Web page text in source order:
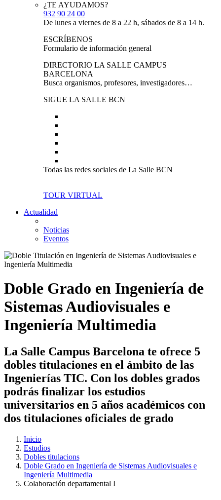
¿TE AYUDAMOS?
932 90 24 00
De lunes a viernes de 8 a 22 h, sábados de 8 a 14 h.
ESCRÍBENOS
Formulario de información general
DIRECTORIO LA SALLE CAMPUS
BARCELONA
Busca organismos, profesores, investigadores…
SIGUE LA SALLE BCN
Todas las redes sociales de La Salle BCN
TOUR VIRTUAL
Actualidad
Noticias
Eventos
Doble Grado en Ingeniería de
Sistemas Audiovisuales e
Ingeniería Multimedia
La Salle Campus Barcelona te ofrece 5
dobles titulaciones en el ámbito de las
Ingenierías TIC. Con los dobles grados
podrás finalizar los estudios
universitarios en 5 años académicos con
dos titulaciones oficiales de grado
Inicio
Estudios
Dobles titulacions
Doble Grado en Ingeniería de Sistemas Audiovisuales e
Ingeniería Multimedia
Colaboración departamental I